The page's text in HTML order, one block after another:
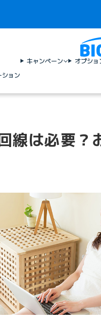
ション
キャンペーン
オプショ
線は必要？